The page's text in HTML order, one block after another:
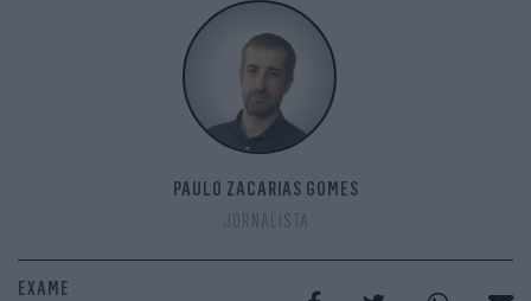
PAULO ZACARIAS GOMES
JORNALISTA
EXAME